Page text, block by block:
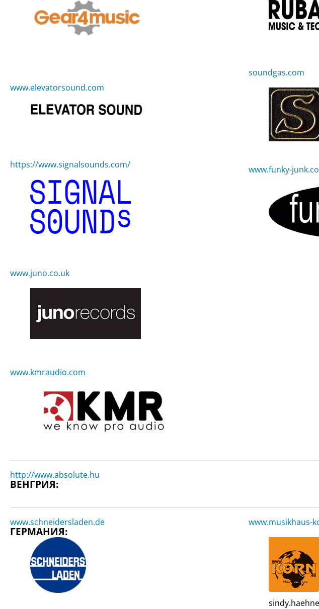
www.elevatorsound.com
https://www.signalsounds.com/
www.juno.co.uk
www.kmraudio.com
soundgas.com
www.funky-
ВЕНГРИЯ:
http://www.absolute.hu
ГЕРМАНИЯ:
www.schneidersladen.de www.musikhaus-